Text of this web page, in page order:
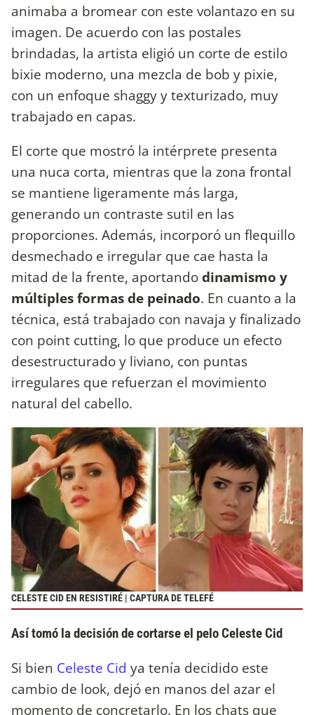
animaba a bromear con este volantazo en su
imagen. De acuerdo con las postales
brindadas, la artista eligió un corte de estilo
bixie moderno, una mezcla de bob y pixie,
con un enfoque shaggy y texturizado, muy
trabajado en capas.
El corte que mostró la intérprete presenta
una nuca corta, mientras que la zona frontal
se mantiene ligeramente más larga,
generando un contraste sutil en las
proporciones. Además, incorporó un flequillo
desmechado e irregular que cae hasta la
mitad de la frente, aportandodinamismo y
múltiples formas de peinado. En cuanto a la
técnica, está trabajado con navaja y finalizado
con point cutting, lo que produce un efecto
desestructurado y liviano, con puntas
irregulares que refuerzan el movimiento
natural del cabello.
CELESTE CID EN RESISTIRÉ | CAPTURA DE TELEFÉ
Así tomó la decisión de cortarse el pelo Celeste Cid
Si bien Celeste Cid ya tenía decidido este
cambio de look, dejó en manos del azar el
momento de concretarlo. En los chats que